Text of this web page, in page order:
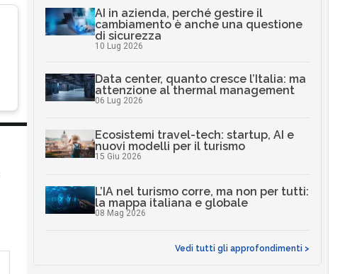
AI in azienda, perché gestire il
cambiamento è anche una questione
di sicurezza
10 Lug 2026
Data center, quanto cresce l’Italia: ma
attenzione al thermal management
06 Lug 2026
Ecosistemi travel-tech: startup, AI e
nuovi modelli per il turismo
15 Giu 2026
L’IA nel turismo corre, ma non per tutti:
la mappa italiana e globale
08 Mag 2026
Vedi tutti gli approfondimenti >